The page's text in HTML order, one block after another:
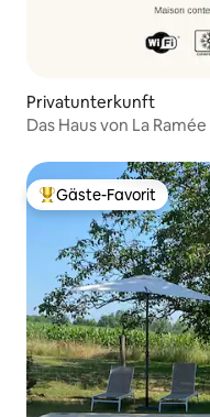
Privatunterkunft
Das Haus von La Ramée
Beliebter Gäste-Favorit.
Gäste-Favorit